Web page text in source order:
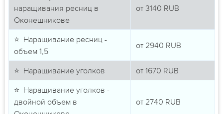
наращивания ресниц в
Оконешникове
от 3140 RUB
⭐ Наращивание ресниц -
объем 1,5
от 2940 RUB
⭐ Наращивание уголков от 1670 RUB
⭐ Наращивание уголков -
двойной объем в
от 2740 RUB